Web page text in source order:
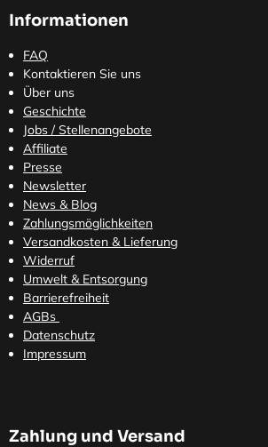
Informationen
FAQ
Kontaktieren Sie uns
Über uns
Geschichte
Jobs / Stellenangebote
Affiliate
Presse
Newsletter
News & Blog
Zahlungsmöglichkeiten
Versandkosten & Lieferung
Widerruf
Umwelt & Entsorgung
Barrierefreiheit
AGBs
Datenschutz
Impressum
Zahlung und Versand